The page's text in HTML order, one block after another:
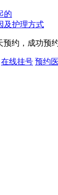
的
及护理方式
预约，成功预
在线挂号 预约